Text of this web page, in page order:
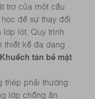
trơ của một cấu
để sự thay đổi
lót. Quy trình
thiết kế đa dạng
Khuếch tán bề mặt
thép phải thường
lớp chống ăn